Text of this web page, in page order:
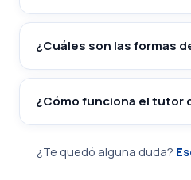
¿Cuáles son las formas
¿Cómo funciona el tutor
¿Te quedó alguna duda?